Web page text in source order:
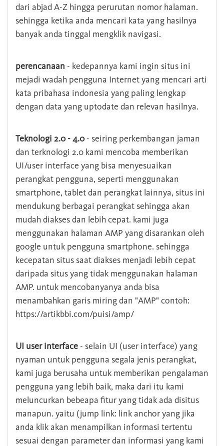
dari abjad A-Z hingga perurutan nomor halaman.
sehingga ketika anda mencari kata yang hasilnya
banyak anda tinggal mengklik navigasi.
perencanaan - kedepannya kami ingin situs ini
mejadi wadah pengguna Internet yang mencari arti
kata pribahasa indonesia yang paling lengkap
dengan data yang uptodate dan relevan hasilnya.
Teknologi 2.0 - 4.0- seiring perkembangan jaman
dan terknologi 2.0 kami mencoba memberikan
UI/user interface yang bisa menyesuaikan
perangkat pengguna, seperti menggunakan
smartphone, tablet dan perangkat lainnya, situs ini
mendukung berbagai perangkat sehingga akan
mudah diakses dan lebih cepat. kami juga
menggunakan halaman AMP yang disarankan oleh
google untuk pengguna smartphone. sehingga
kecepatan situs saat diakses menjadi lebih cepat
daripada situs yang tidak menggunakan halaman
AMP. untuk mencobanyanya anda bisa
menambahkan garis miring dan "AMP" contoh:
https://artikbbi.com/puisi/amp/
UI user interface - selain UI (user interface) yang
nyaman untuk pengguna segala jenis perangkat,
kami juga berusaha untuk memberikan pengalaman
pengguna yang lebih baik, maka dari itu kami
meluncurkan bebeapa fitur yang tidak ada disitus
manapun. yaitu (jump link: link anchor yang jika
anda klik akan menampilkan informasi tertentu
sesuai dengan parameter dan informasi yang kami